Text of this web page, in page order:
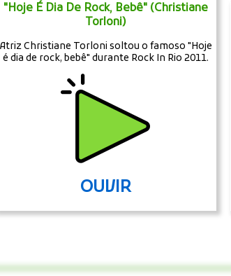
"Hoje É Dia De Rock, Bebê" (Christiane
Torloni)
Atriz Christiane Torloni soltou o famoso "Hoje
é dia de rock, bebê" durante Rock In Rio 2011.
OUVIR